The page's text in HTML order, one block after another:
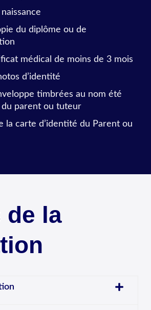
du diplôme ou de
médical de moins de 3 mois
d’identité
timbrées au nom été
du parent ou tuteur
la carte d’identité du Parent ou
de la